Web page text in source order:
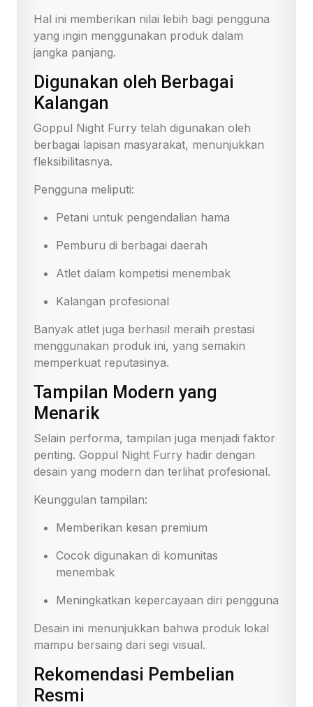
Hal ini memberikan nilai lebih bagi pengguna
yang ingin menggunakan produk dalam
jangka panjang.
Digunakan oleh Berbagai
Kalangan
Goppul Night Furry telah digunakan oleh
berbagai lapisan masyarakat, menunjukkan
fleksibilitasnya.
Pengguna meliputi:
Petani untuk pengendalian hama
Pemburu di berbagai daerah
Atlet dalam kompetisi menembak
Kalangan profesional
Banyak atlet juga berhasil meraih prestasi
menggunakan produk ini, yang semakin
memperkuat reputasinya.
Tampilan Modern yang
Menarik
Selain performa, tampilan juga menjadi faktor
penting. Goppul Night Furry hadir dengan
desain yang modern dan terlihat profesional.
Keunggulan tampilan:
Memberikan kesan premium
Cocok digunakan di komunitas
menembak
Meningkatkan kepercayaan diri pengguna
Desain ini menunjukkan bahwa produk lokal
mampu bersaing dari segi visual.
Rekomendasi Pembelian
Resmi